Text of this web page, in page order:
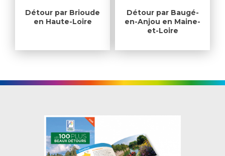
Détour par Brioude
en Haute-Loire
Détour par Baugé-
en-Anjou en Maine-
et-Loire